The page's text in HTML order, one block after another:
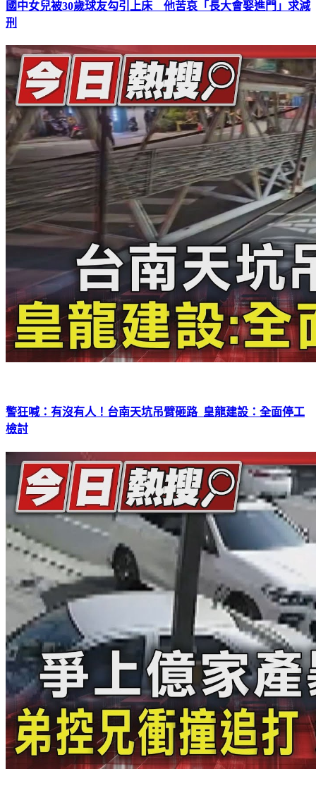
國中女兒被30歲球友勾引上床 他苦哀「長大會娶進門」求減
刑
警狂喊：有沒有人！台南天坑吊臂砸路 皇龍建設：全面停工
檢討